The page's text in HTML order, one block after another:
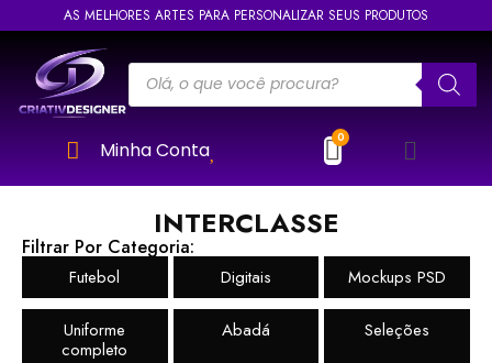
AS MELHORES ARTES PARA PERSONALIZAR SEUS PRODUTOS
Minha Conta
INTERCLASSE
Filtrar Por Categoria:
Futebol Digitais Mockups PSD
Uniforme
completo
Abadá Seleções